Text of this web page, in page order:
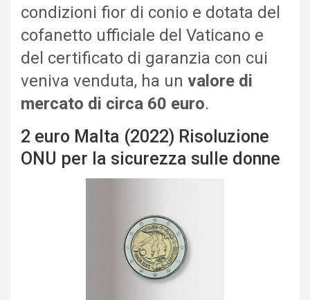
condizioni fior di conio e dotata del
cofanetto ufficiale del Vaticano e
del certificato di garanzia con cui
veniva venduta, ha un valore di
mercato di circa 60 euro.
2 euro Malta (2022) Risoluzione
ONU per la sicurezza sulle donne